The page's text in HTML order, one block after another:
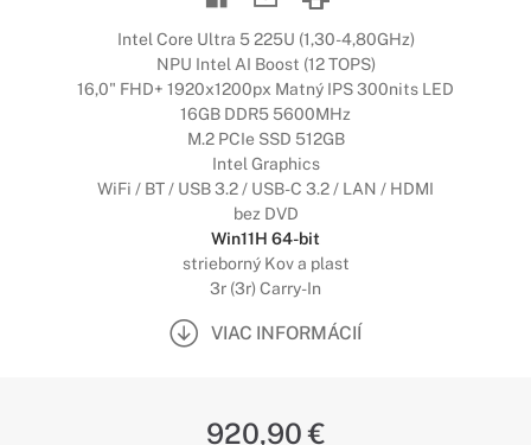
Intel Core Ultra 5 225U (1,30-4,80GHz)
NPU Intel AI Boost (12 TOPS)
16,0" FHD+ 1920x1200px Matný IPS 300nits LED
16GB DDR5 5600MHz
M.2 PCIe SSD 512GB
Intel Graphics
WiFi / BT / USB 3.2 / USB-C 3.2 / LAN / HDMI
bez DVD
Win11H 64-bit
strieborný Kov a plast
3r (3r) Carry-In
VIAC INFORMÁCIÍ
920,90 €